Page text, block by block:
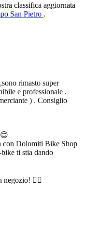
classifica aggiornata
San Pietro .
rimasto super
e professionale .
) . Consiglio
con Dolomiti Bike Shop
ti stia dando
negozio! 🚴‍♂️